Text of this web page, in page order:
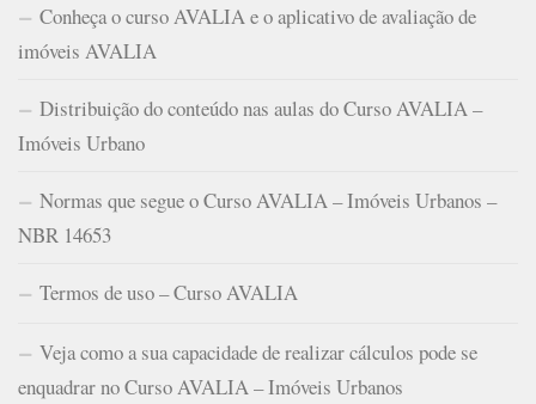
Conheça o curso AVALIA e o aplicativo de avaliação de
imóveis AVALIA
Distribuição do conteúdo nas aulas do Curso AVALIA –
Imóveis Urbano
Normas que segue o Curso AVALIA – Imóveis Urbanos –
NBR 14653
Termos de uso – Curso AVALIA
Veja como a sua capacidade de realizar cálculos pode se
enquadrar no Curso AVALIA – Imóveis Urbanos